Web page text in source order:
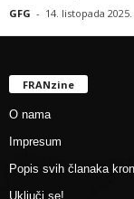
GFG - 14. listopada 2025.
FRANzine
O nama
Impresum
Popis svih članaka
Uključi se!